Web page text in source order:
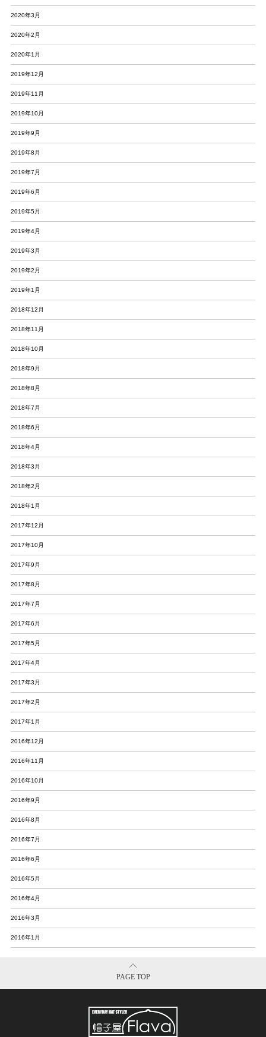
2020年3月
2020年2月
2020年1月
2019年12月
2019年11月
2019年10月
2019年9月
2019年8月
2019年7月
2019年6月
2019年5月
2019年4月
2019年3月
2019年2月
2019年1月
2018年12月
2018年11月
2018年10月
2018年9月
2018年8月
2018年7月
2018年6月
2018年4月
2018年3月
2018年2月
2018年1月
2017年12月
2017年10月
2017年9月
2017年8月
2017年7月
2017年6月
2017年5月
2017年4月
2017年3月
2017年2月
2017年1月
2016年12月
2016年11月
2016年10月
2016年9月
2016年8月
2016年7月
2016年6月
2016年5月
2016年4月
2016年3月
2016年1月
PAGE TOP